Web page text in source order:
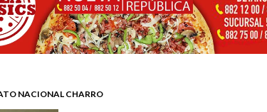
NACIONAL CHARRO
CONGRESO Y